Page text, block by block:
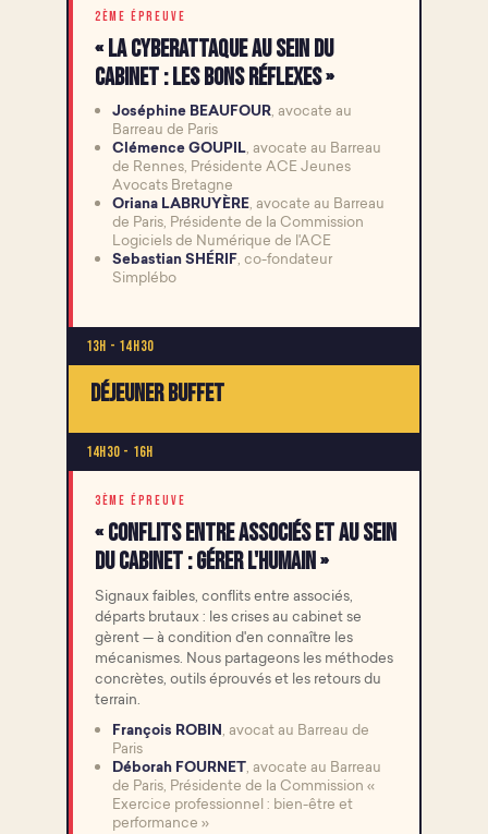
2ÈME ÉPREUVE
« La cyberattaque au sein du
cabinet : les bons réflexes »
Joséphine BEAUFOUR, avocate au
Barreau de Paris
Clémence GOUPIL, avocate au Barreau
de Rennes, Présidente ACE Jeunes
Avocats Bretagne
Oriana LABRUYÈRE, avocate au Barreau
de Paris, Présidente de la Commission
Logiciels de Numérique de l'ACE
Sebastian SHÉRIF, co-fondateur
Simplébo
13h - 14h30
Déjeuner buffet
14h30 - 16h
3ÈME ÉPREUVE
« Conflits entre associés et au sein
du cabinet : gérer l'humain »
Signaux faibles, conflits entre associés,
départs brutaux : les crises au cabinet se
gèrent — à condition d'en connaître les
mécanismes. Nous partageons les méthodes
concrètes, outils éprouvés et les retours du
terrain.
François ROBIN , avocat au Barreau de
Paris
Déborah FOURNET, avocate au Barreau
de Paris, Présidente de la Commission «
Exercice professionnel : bien-être et
performance »